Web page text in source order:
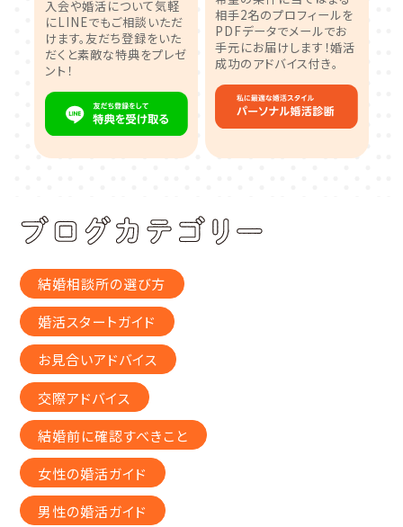
入会や婚活について気軽
にLINEでもご相談いただ
けます。友だち登録をいた
だくと素敵な特典をプレゼ
ント！
相手2名のプロフィールを
PDFデータでメールでお
手元にお届けします！婚活
成功のアドバイス付き。
結婚相談所の選び方
婚活スタートガイド
お見合いアドバイス
交際アドバイス
結婚前に確認すべきこと
女性の婚活ガイド
男性の婚活ガイド